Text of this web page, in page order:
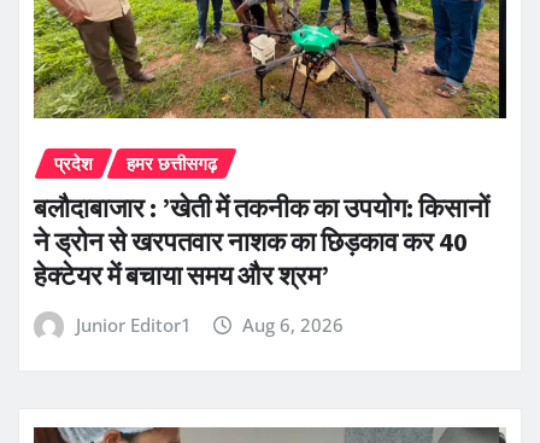
प्रदेश हमर छत्तीसगढ़
बलौदाबाजार : ’खेती में तकनीक का उपयोग: किसानों
ने ड्रोन से खरपतवार नाशक का छिड़काव कर 40
हेक्टेयर में बचाया समय और श्रम’
Junior Editor1 Aug 6, 2026